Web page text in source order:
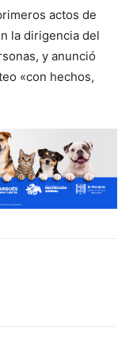
actos de
la dirigencia del
y anunció
«con hechos,